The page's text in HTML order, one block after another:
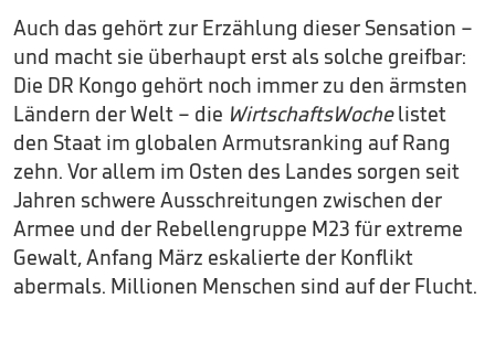
Auch das gehört zur Erzählung dieser Sensation –
und macht sie überhaupt erst als solche greifbar:
Die DR Kongo gehört noch immer zu den ärmsten
Ländern der Welt – die WirtschaftsWochelistet
den Staat im globalen Armutsranking auf Rang
zehn. Vor allem im Osten des Landes sorgen seit
Jahren schwere Ausschreitungen zwischen der
Armee und der Rebellengruppe M23 für extreme
Gewalt, Anfang März eskalierte der Konflikt
abermals. Millionen Menschen sind auf der Flucht.